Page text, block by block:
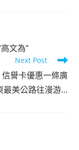
文為”
Next Post
譽卡優惠一條廣
最美公路往漫游…